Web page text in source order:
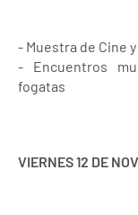
- Muestra de Cine
- Encuentros
fogatas
VIERNES 12 DE